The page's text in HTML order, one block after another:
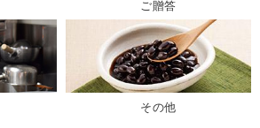
ご贈答
その他